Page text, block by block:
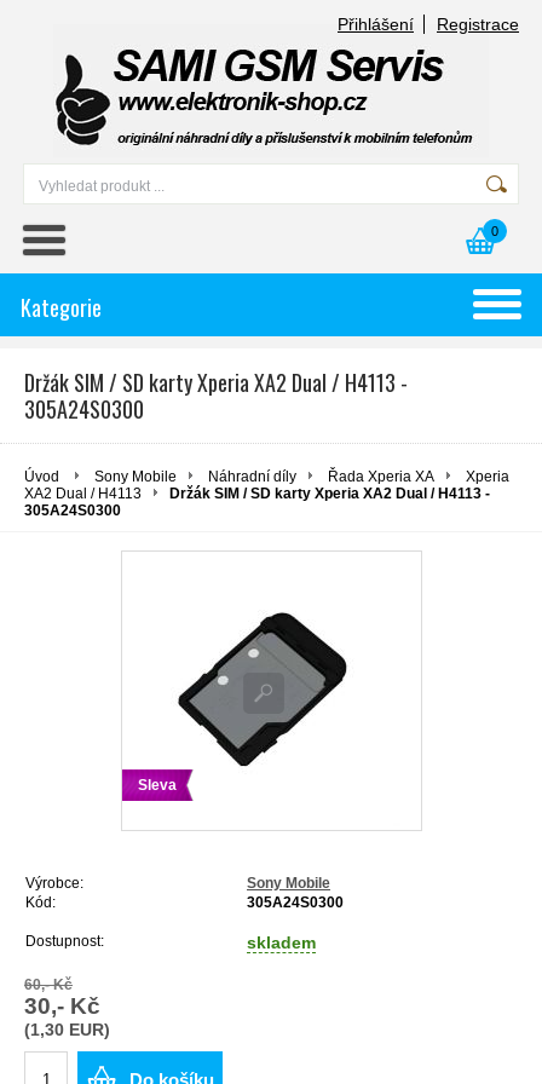
Přihlášení Registrace
0
Kategorie
Držák SIM / SD karty Xperia XA2 Dual / H4113 -
305A24S0300
Úvod Sony Mobile Náhradní díly Řada Xperia XA
Xperia
XA2 Dual / H4113
Držák SIM / SD karty Xperia XA2 Dual / H4113 -
305A24S0300
Sleva
Výrobce:
Sony Mobile
Kód:
305A24S0300
Dostupnost: skladem
60,- Kč
30,- Kč
(1,30 EUR)
Do košíku